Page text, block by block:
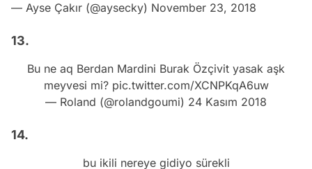
— Ayse Çakır (@aysecky) November 23, 2018
13.
Bu ne aq Berdan Mardini Burak Özçivit yasak aşk
meyvesi mi? pic.twitter.com/XCNPKqA6uw
— Roland (@rolandgoumi) 24 Kasım 2018
14.
bu ikili nereye gidiyo sürekli